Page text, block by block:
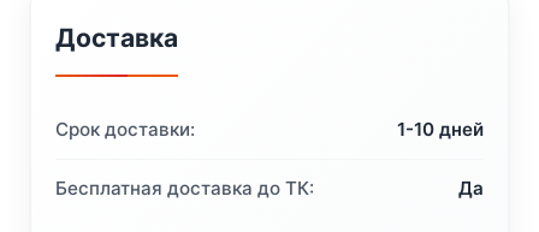
Доставка
Срок доставки: 1-10 дней
Бесплатная доставка до ТК: Да